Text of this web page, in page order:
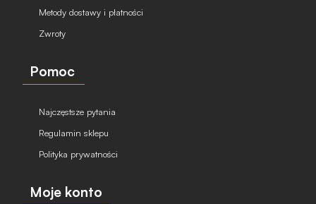
Metody dostawy i płatności
Zwroty
Pomoc
Najczęstsze pytania
Regulamin sklepu
Polityka prywatności
Moje konto